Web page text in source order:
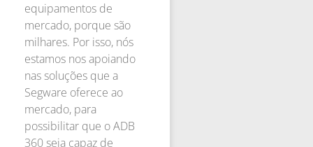
equipamentos de
mercado, porque são
milhares. Por isso, nós
estamos nos apoiando
nas soluções que a
Segware oferece ao
mercado, para
possibilitar que o ADB
360 seja capaz de